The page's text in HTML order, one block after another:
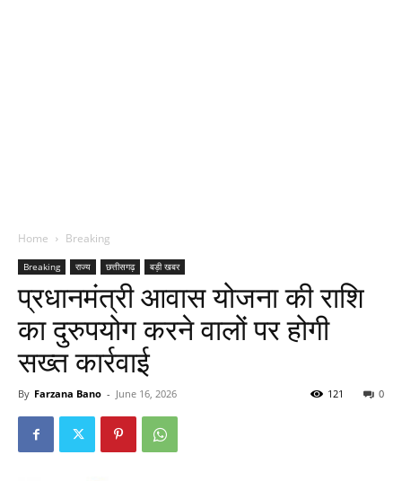
Home Breaking
Breaking राज्य छत्तीसगढ़ बड़ी खबर
प्रधानमंत्री आवास योजना की राशि
का दुरुपयोग करने वालों पर होगी
सख्त कार्रवाई
By Farzana Bano - June 16, 2026 0
121